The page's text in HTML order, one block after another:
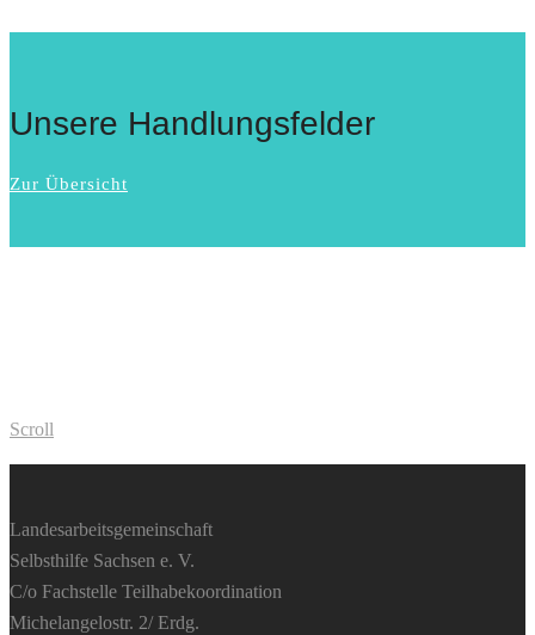
Unsere Handlungsfelder
Zur Übersicht
Scroll
Landesarbeitsgemeinschaft
Selbsthilfe Sachsen e. V.
C/o Fachstelle Teilhabekoordination
Michelangelostr. 2/ Erdg.